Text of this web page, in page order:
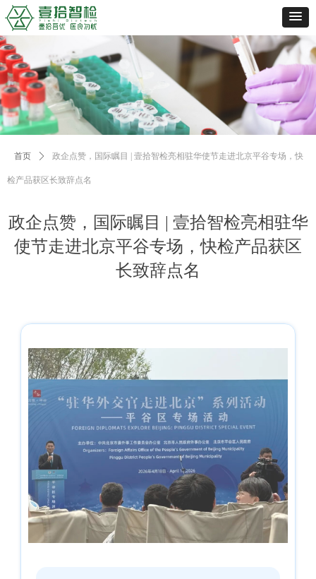
政企点赞，国际瞩目 | 壹拾智检亮相驻华
使节走进北京平谷专场，快检产品获区
长致辞点名
首页 ꄲ 政企点赞，国际瞩目 | 壹拾智检亮相驻华使节走进北京平谷专场，快
检产品获区长致辞点名